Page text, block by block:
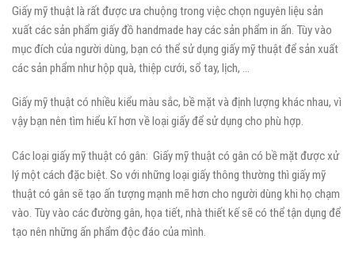
Giấy mỹ thuật là rất được ưa chuộng trong việc chọn nguyên liệu sản
xuất các sản phẩm giấy đồ handmade hay các sản phẩm in ấn. Tùy vào
mục đích của người dùng, bạn có thể sử dụng giấy mỹ thuật để sản xuất
các sản phẩm như hộp quà, thiệp cưới, sổ tay, lịch, …
Giấy mỹ thuật có nhiều kiểu màu sắc, bề mặt và định lượng khác nhau, vì
vậy bạn nên tìm hiểu kĩ hơn về loại giấy để sử dụng cho phù hợp.
Các loại giấy mỹ thuật có gân: Giấy mỹ thuật có gân có bề mặt được xử
lý một cách đặc biệt. So với những loại giấy thông thường thì giấy mỹ
thuật có gân sẽ tạo ấn tượng mạnh mẽ hơn cho người dùng khi họ chạm
vào. Tùy vào các đường gân, họa tiết, nhà thiết kế sẽ có thể tận dụng để
tạo nên những ấn phẩm độc đáo của mình.